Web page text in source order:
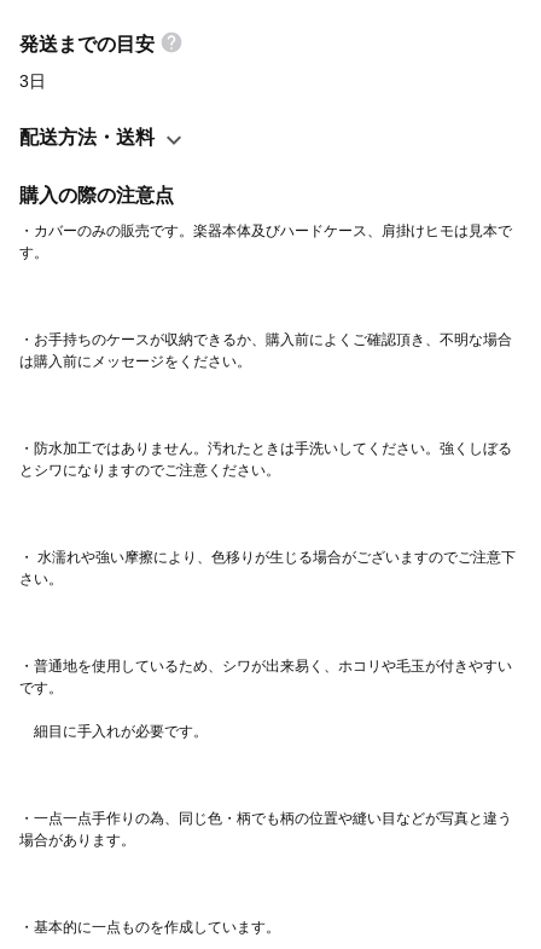
発送までの目安
3日
配送方法・送料
購入の際の注意点
・カバーのみの販売です。楽器本体及びハードケース、肩掛けヒモは見本で
・お手持ちのケースが収納できるか、購入前によくご確認頂き、不明な場合
・防水加工ではありません。汚れたときは手洗いしてください。強くしぼる
・ 水濡れや強い摩擦により、色移りが生じる場合がございますのでご注意下
・普通地を使用しているため、シワが出来易く、ホコリや毛玉が付きやすい
・一点一点手作りの為、同じ色・柄でも柄の位置や縫い目などが写真と違う